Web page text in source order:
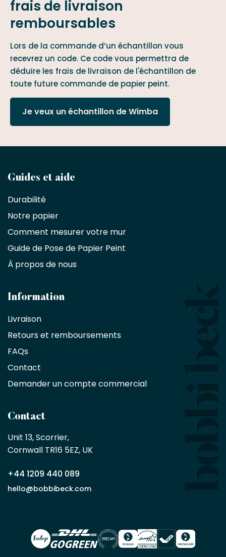
frais de livraison
remboursables
Lors de la commande d’un échantillon vous
recevrez un code. Ce code vous permettra de
déduire les frais de livraison de l'échantillon de
toute future commande de papier peint.
Je veux un échantillon de Wimba
Devenez
partenaire
commercial
Décorateurs
d'intérieur,
designers
architectes
d'une
exclusive
de
%
sur
sans
minimum
en
partenaire
commercial
Demander
un compte
Guides et aide
Durabilité
Notre papier
Comment mesurer votre mur
Guide de Pose de Papier Peint
À propos de nous
Information
Livraison
Retours et remboursements
FAQs
Contact
Demander un compte commercial
Contact
Unit 13, Scorrier,
Cornwall TR16 5EZ, UK
+44 1209 440 089
hello@bobbibeck.com